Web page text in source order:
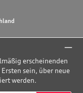
erscheinenden
sein, über neue
werden.